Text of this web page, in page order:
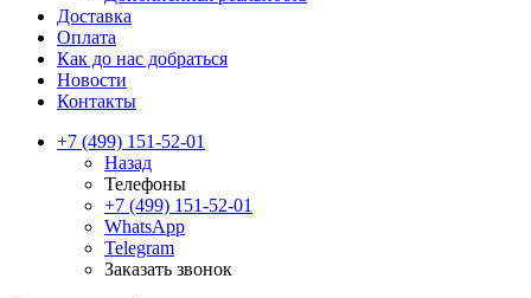
Доставка
Оплата
Как до нас добраться
Новости
Контакты
+7 (499) 151-52-01
Назад
Телефоны
+7 (499) 151-52-01
WhatsApp
Telegram
Заказать звонок